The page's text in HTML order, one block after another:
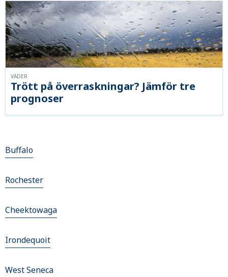
Trött på överraskningar? Jämför tre
prognoser
VÄDER
Buffalo
Rochester
Cheektowaga
Irondequoit
West Seneca